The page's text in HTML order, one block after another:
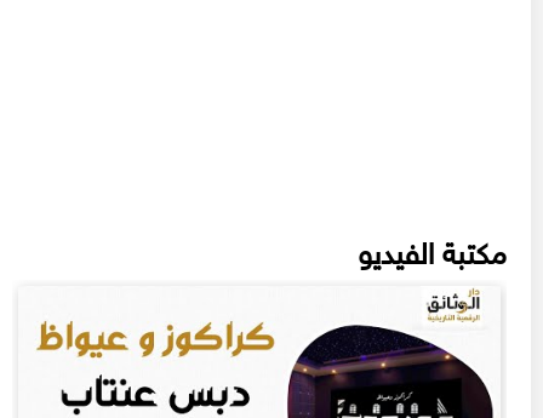
مكتبة الفيديو